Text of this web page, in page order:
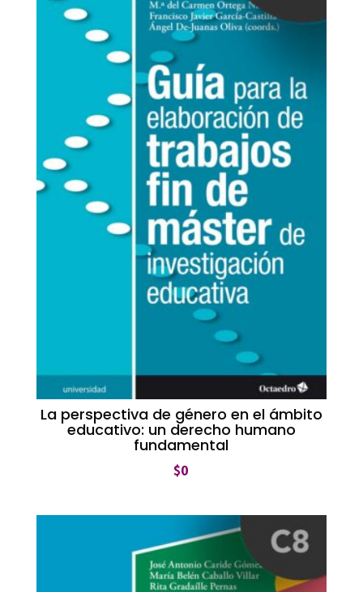
La perspectiva de género en el ámbito
educativo: un derecho humano
fundamental
$0